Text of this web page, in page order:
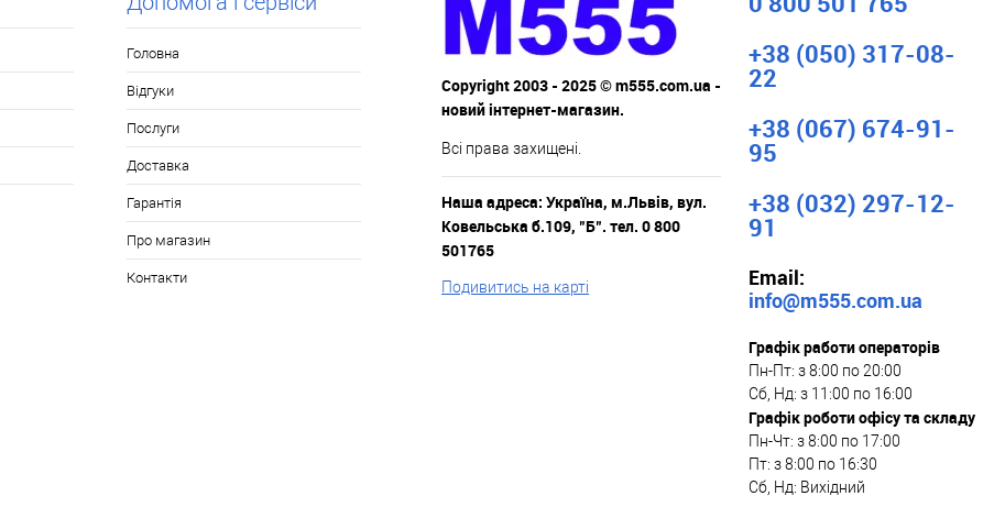
Головна
Відгуки
Послуги
Доставка
Гарантія
Про магазин
Контакти
Copyright 2003 - 2025 © m555.com.ua -
новий інтернет-магазин.
Всі права захищені.
Наша адреса: Україна, м.Львів, вул.
Ковельська б.109, "Б". тел. 0 800
501765
Подивитись на карті
+38 (050) 317-08-
22
+38 (067) 674-91-
95
+38 (032) 297-12-
91
Email:
info@m555.com.ua
Графік работи операторів
Пн-Пт: з 8:00 по 20:00
Сб, Нд: з 11:00 по 16:00
Графік роботи офісу та складу
Пн-Чт: з 8:00 по 17:00
Пт: з 8:00 по 16:30
Сб, Нд: Вихідний